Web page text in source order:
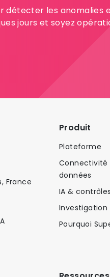
détecter les anomalies
jours et soyez
France
Produit
Plateforme​
Connectivité
données​
IA & contrôles​
Investigation
Pourquoi